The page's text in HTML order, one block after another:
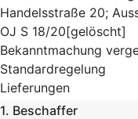
Handelsstraße 20;
OJ S 18/20[gelöscht]
Bekanntmachung
Standardregelung
Lieferungen
1. Beschaffer